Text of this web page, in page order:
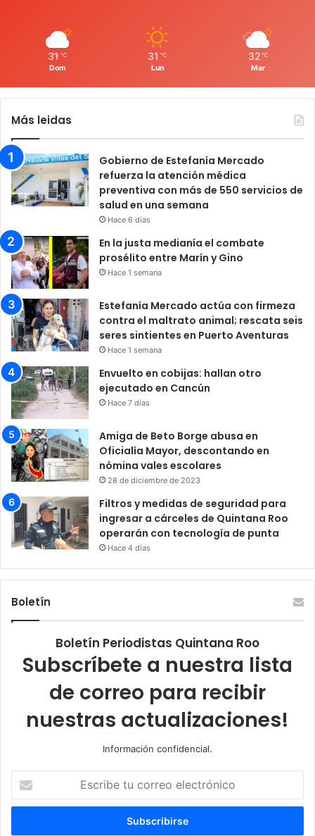
31 ℃
Dom
31 ℃
Lun
32 ℃
Mar
Más leidas
Gobierno de Estefanía Mercado
refuerza la atención médica
preventiva con más de 550 servicios de
salud en una semana
Hace 6 días
En la justa medianía el combate
prosélito entre Marín y Gino
Hace 1 semana
Estefanía Mercado actúa con firmeza
contra el maltrato animal; rescata seis
seres sintientes en Puerto Aventuras
Hace 1 semana
Envuelto en cobijas: hallan otro
ejecutado en Cancún
Hace 7 días
Amiga de Beto Borge abusa en
Oficialía Mayor, descontando en
nómina vales escolares
28 de diciembre de 2023
Filtros y medidas de seguridad para
ingresar a cárceles de Quintana Roo
operarán con tecnología de punta
Hace 4 días
Boletín
Boletín Periodistas Quintana Roo
Subscríbete a nuestra lista
de correo para recibir
nuestras actualizaciones!
Información confidencial.
correo